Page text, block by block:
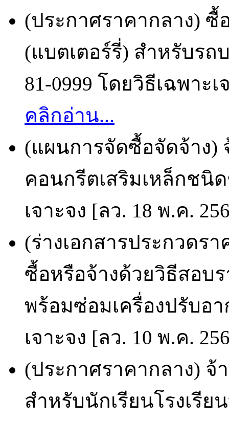
(ประกาศราคากลาง)
(แบตเตอร์รี่) สำหรับรถ
81-0999 โดยวิธีเฉพาะ
คลิกอ่าน...
(แผนการจัดซื้อจัดจ้าง)
คอนกรีตเสริมเหล็กชนิ
เจาะจง [ลว. 18 พ.ค.
(ร่างเอกสารประกวดรา
ซื้อหรือจ้างด้วยวิธีสอบ
พร้อมซ่อมเครื่องปรับอ
เจาะจง [ลว. 10 พ.ค.
(ประกาศราคากลาง) จ้
สำหรับนักเรียนโรงเรีย